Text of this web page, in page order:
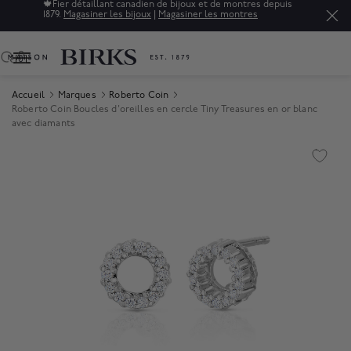
🍁 Fier détaillant canadien de bijoux et de montres depuis
1879. Magasiner les bijoux Magasiner les montres
0
Accueil Marques
Roberto Coin
Roberto Coin Boucles d'oreilles en cercle Tiny Treasures en or blanc
avec diamants